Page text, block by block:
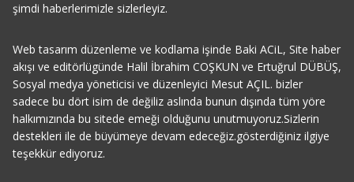
şimdi haberlerimizle sizlerleyiz.
Web tasarım düzenleme ve kodlama işinde Baki ACiL, Site haber
akışı ve editörlügünde Halil İbrahim COŞKUN ve Ertuğrul DÜBÜŞ,
Sosyal medya yöneticisi ve düzenleyici Mesut AÇIL. bizler
sadece bu dört isim de değiliz aslında bunun dışında tüm yöre
halkımızında bu sitede emeği olduğunu unutmuyoruz.Sizlerin
destekleri ile de büyümeye devam edeceğiz.gösterdiğiniz ilgiye
teşekkür ediyoruz.